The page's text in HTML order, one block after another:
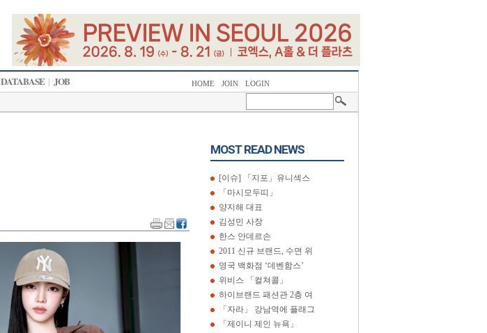
DATABASE | JOB HOME JOIN LOGIN
MOST READ NEWS
[이슈] 「지포」유니섹스
「마시모두띠」
양지해 대표
김성민 사장
한스 안데르손
2011 신규 브랜드, 수면 위
영국 백화점 ‘데벤함스’
위비스 「컬쳐콜」
하이브랜드 패션관 2층 여
「자라」 강남역에 플래그
「제이니 제인 뉴욕」